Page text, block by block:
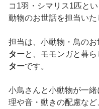
コ1羽・シマリス1匹と
動物のお世話を担当いた
担当は、小動物・鳥の
ターと、モモンガと暮
ターです。
小鳥さんと小動物が一
理や音・動きの配慮な